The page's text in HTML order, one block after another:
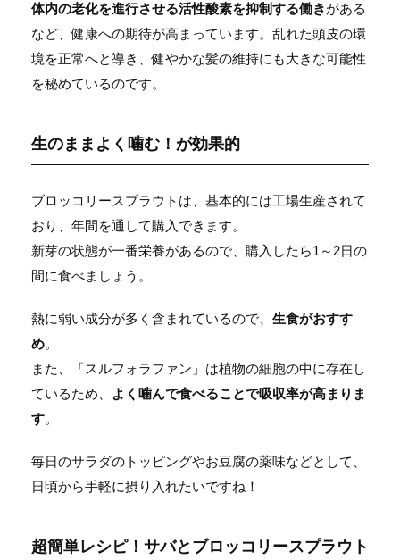
体内の老化を進行させる活性酸素を抑制する働きがある
など、健康への期待が高まっています。乱れた頭皮の環
境を正常へと導き、健やかな髪の維持にも大きな可能性
を秘めているのです。
生のままよく噛む！が効果的
ブロッコリースプラウトは、基本的には工場生産されて
おり、年間を通して購入できます。
新芽の状態が一番栄養があるので、購入したら1～2日の
間に食べましょう。
熱に弱い成分が多く含まれているので、 生食がおすす
め。
また、「スルフォラファン」は植物の細胞の中に存在し
ているため、
よく噛んで食べることで吸収率が高まりま
す。
毎日のサラダのトッピングやお豆腐の薬味などとして、
日頃から手軽に摂り入れたいですね！
超簡単レシピ！サバとブロッコリースプラウト